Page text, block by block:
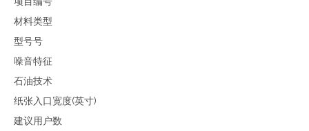
材料类型
型号号
噪音特征
石油技术
纸张入口宽度(英寸)
建议用户数